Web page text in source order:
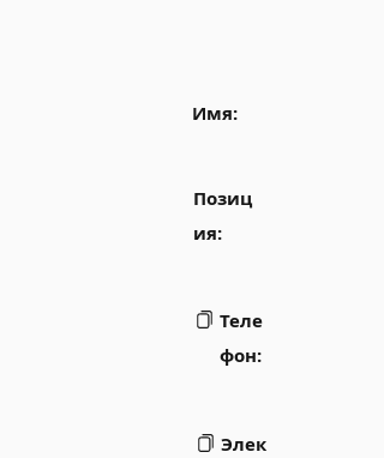
Имя:
Позиц
ия:
Теле
фон:
Элек